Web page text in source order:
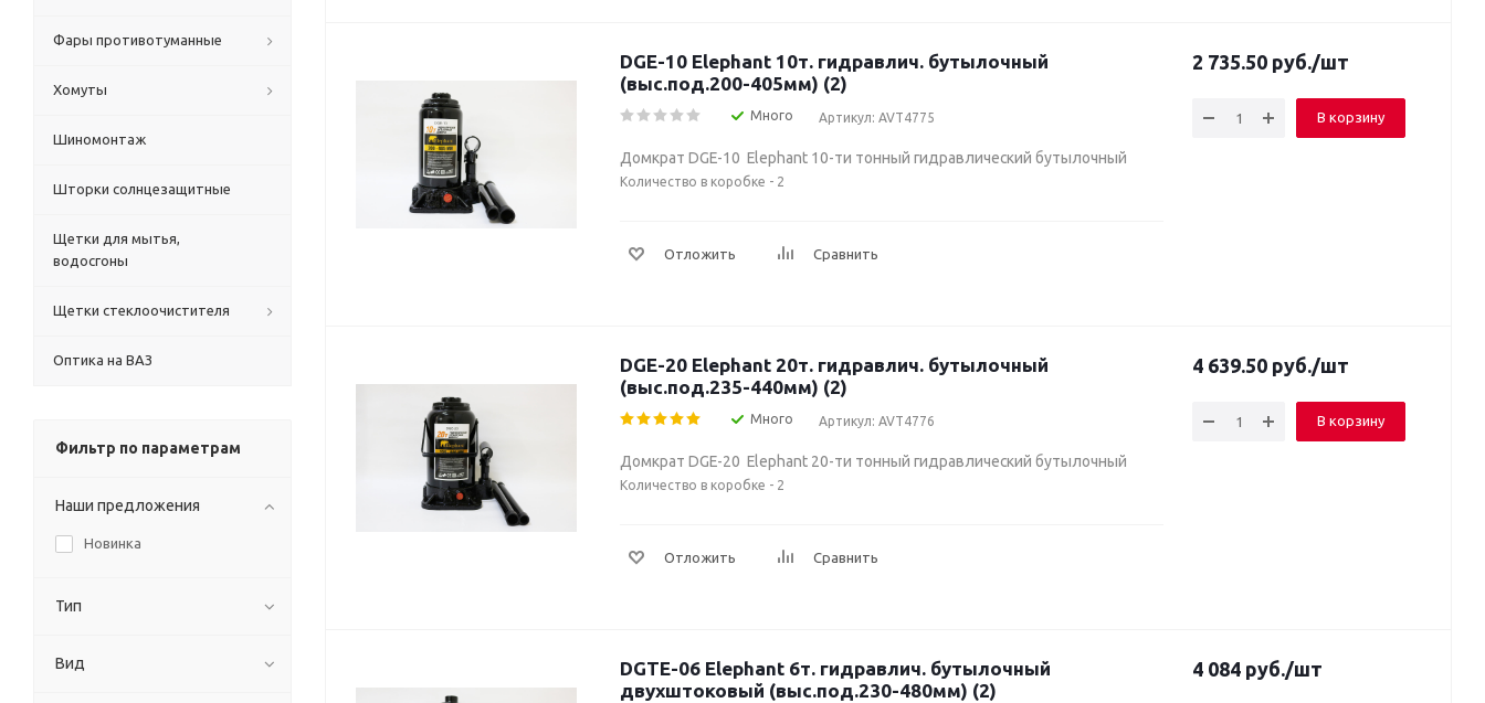
DGE-10 Elephant 10т. гидравлич. бутылочный
(выс.под.200-405мм) (2)
Много Артикул: AVT4775
Домкрат DGE-10 Elephant 10-ти тонный гидравлический бутылочный
Количество в коробке - 2
Отложить Сравнить
2 735.50 руб./шт
В корзину
DGE-20 Elephant 20т. гидравлич. бутылочный
(выс.под.235-440мм) (2)
Много Артикул: AVT4776
Домкрат DGE-20 Elephant 20-ти тонный гидравлический бутылочный
Количество в коробке - 2
Отложить Сравнить
4 639.50 руб./шт
В корзину
DGTE-06 Elephant 6т. гидравлич. бутылочный
двухштоковый (выс.под.230-480мм) (2)
4 084 руб./шт
Фары противотуманные
Хомуты
Шиномонтаж
Шторки солнцезащитные
Щетки для мытья,
водосгоны
Щетки стеклоочистителя
Оптика на ВАЗ
Фильтр по параметрам
Наши предложения
Новинка
Тип
Вид